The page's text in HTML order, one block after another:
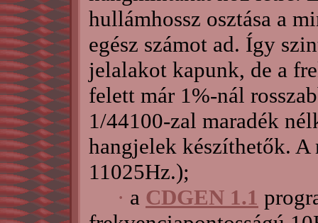
hullámhossz osztása a
egész számot ad. Így
jelalakot kapunk, de a
felett már 1%-nál
1/44100-zal maradék
hangjelek készíthetők.
11025Hz.);
· a CDGEN 1.1